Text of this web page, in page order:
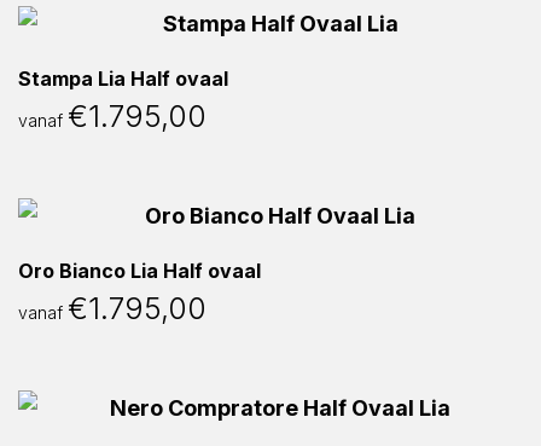
Stampa Lia Half ovaal
vanaf €1.795,00
Oro Bianco Lia Half ovaal
vanaf €1.795,00